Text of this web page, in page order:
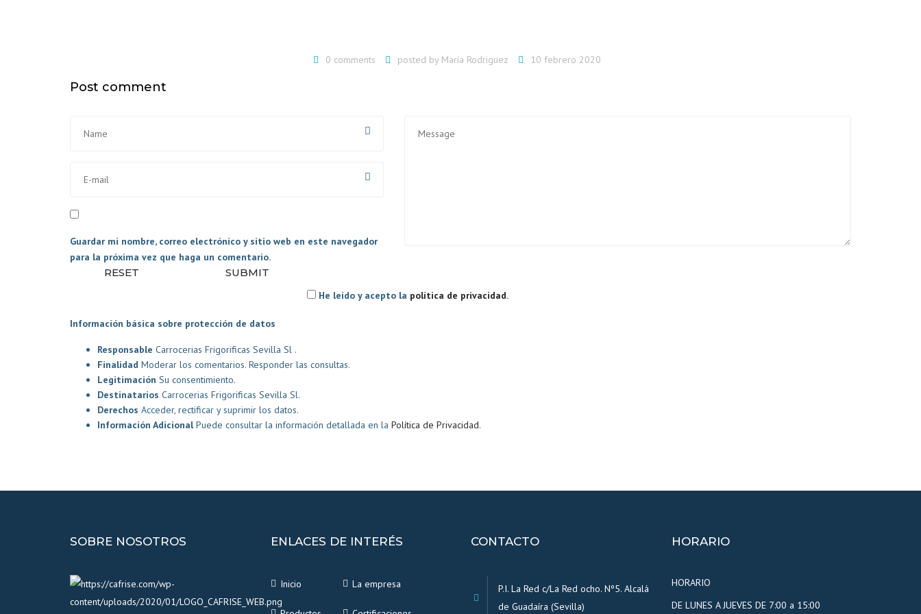
0 comments posted by María Rodriguez 10 febrero 2020
Post comment
Guardar mi nombre, correo electrónico y sitio web en este navegador
para la próxima vez que haga un comentario.
RESET SUBMIT
He leído y acepto la política de privacidad.
Información básica sobre protección de datos
Responsable Carrocerias Frigorificas Sevilla Sl .
Finalidad Moderar los comentarios. Responder las consultas.
Legitimación Su consentimiento.
Destinatarios Carrocerias Frigorificas Sevilla Sl.
Derechos Acceder, rectificar y suprimir los datos.
Información AdicionalPuede consultar la información detallada en la Política de Privacidad.
SOBRE NOSOTROS ENLACES DE INTERÉS
Inicio La empresa
CONTACTO
P.I. La Red c/La Red ocho. Nº5. Alcalá
de Guadaíra (Sevilla)
HORARIO
HORARIO
DE LUNES A JUEVES DE 7:00 a 15:00